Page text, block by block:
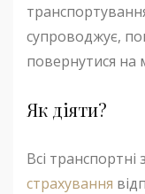
супроводжує,
повернутися на
Як діяти?
Всі транспортні
страхування